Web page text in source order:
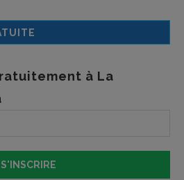
à La
S'INSCRIRE